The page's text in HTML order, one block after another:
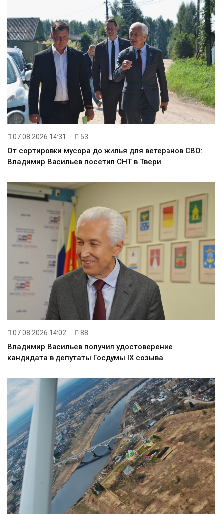
07.08.2026 14:31 53
От сортировки мусора до жилья для ветеранов СВО:
Владимир Васильев посетил СНТ в Твери
07.08.2026 14:02 88
Владимир Васильев получил удостоверение
кандидата в депутаты Госдумы IX созыва